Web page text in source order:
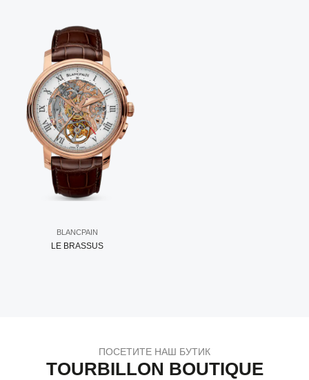
BLANCPAIN
LE BRASSUS
ПОСЕТИТЕ НАШ БУТИК
TOURBILLON BOUTIQUE